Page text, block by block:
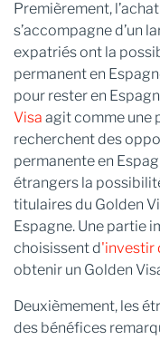
Premièrement,
s’accompagne d’un
expatriés ont la
permanent en
pour rester en
Visa agit comme une
recherchent des
permanente en
étrangers la
titulaires du Golden
Espagne. Une partie
choisissent d'investir
obtenir un Golden
Deuxièmement, les
des bénéfices